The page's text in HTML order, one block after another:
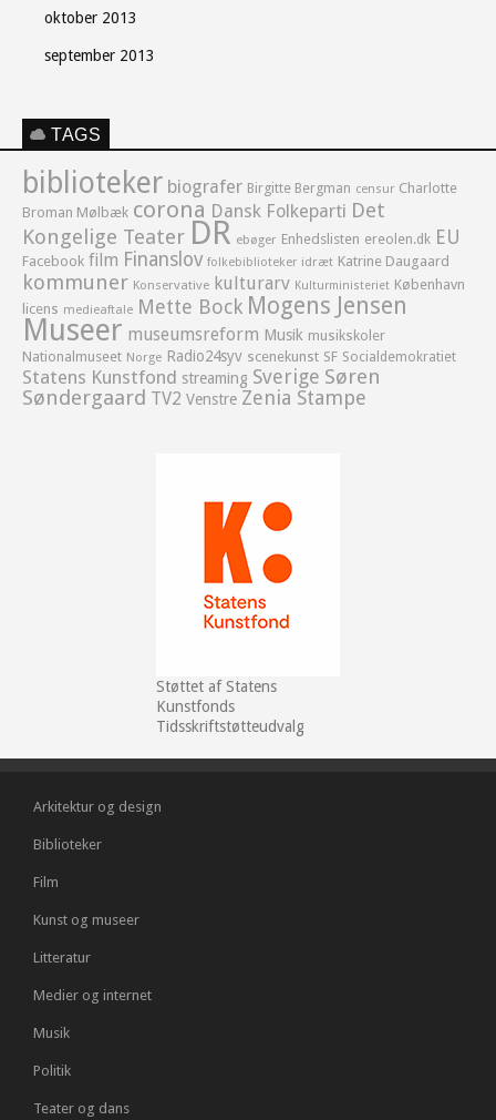
oktober 2013
september 2013
TAGS
biblioteker biografer Birgitte Bergman censur Charlotte
Broman Mølbæk corona Dansk Folkeparti Det
Kongelige Teater DR ebøger Enhedslisten ereolen.dk EU
Facebook film Finanslov folkebiblioteker idræt Katrine Daugaard
kommuner Konservative kulturarv Kulturministeriet København
licens medieaftale Mette Bock Mogens Jensen
Museer museumsreform Musik musikskoler
Nationalmuseet Norge Radio24syv scenekunst SF Socialdemokratiet
Statens Kunstfond streaming Sverige Søren
Søndergaard TV2 Venstre Zenia Stampe
Støttet af Statens
Kunstfonds
Tidsskriftstøtteudvalg
Arkitektur og design
Biblioteker
Film
Kunst og museer
Litteratur
Medier og internet
Musik
Politik
Teater og dans